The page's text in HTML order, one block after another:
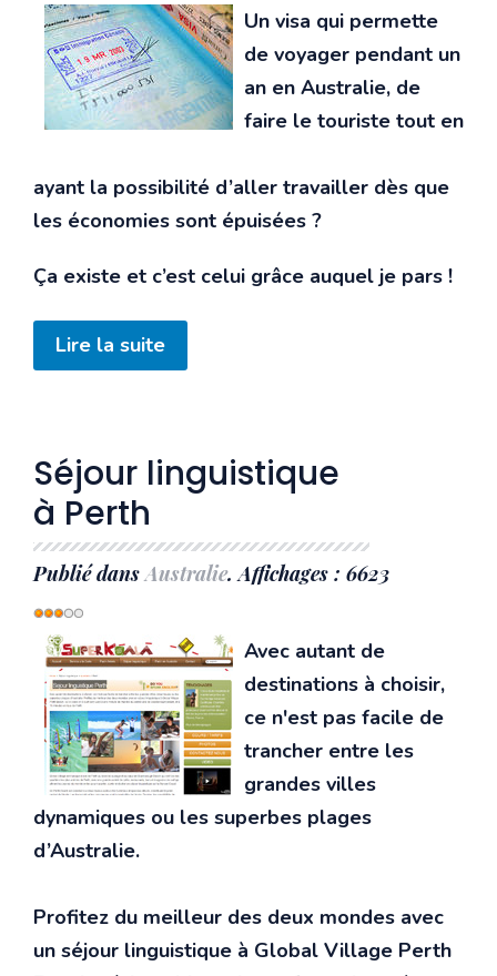
utilisateur:3/5
Un visa qui permette
de voyager pendant un
an en Australie, de
faire le touriste tout en
ayant la possibilité d’aller travailler dès que
les économies sont épuisées ?
Ça existe et c’est celui grâce auquel je pars !
Lire la suite
Séjour linguistique
à Perth
Publié dans Australie. Affichages : 6623
Vote
utilisateur:3/ 5
Avec autant de
destinations à choisir,
ce n'est pas facile de
trancher entre les
grandes villes
dynamiques ou les superbes plages
d’Australie.
Profitez du meilleur des deux mondes avec
un séjour linguistique à Global Village Perth